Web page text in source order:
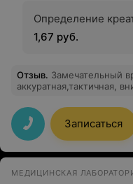
Определение
1,67 руб.
Отзыв. Замечательный врач!
аккуратная,тактичная,
своего дела ! Все
результаты анализов
лечение. Выписывает
действительно помогут
,а не дорогущие
Записаться
МЕДИЦИНСКАЯ